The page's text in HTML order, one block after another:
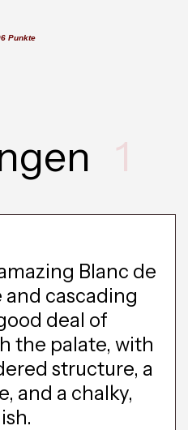
Punkte
1
Blanc de
and cascading
deal of
the palate, with
structure, a
and a chalky,